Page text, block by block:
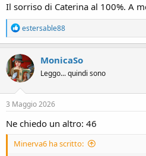
s
i
o
n
e
Il sorriso di Caterina al 100%. A
R
e
a
c
t
i
o
n
s
estersable88
MonicaSo
Leggo... quindi sono
3 Maggio 2026
Ne chiedo un altro: 46
Minerva6 ha scritto: